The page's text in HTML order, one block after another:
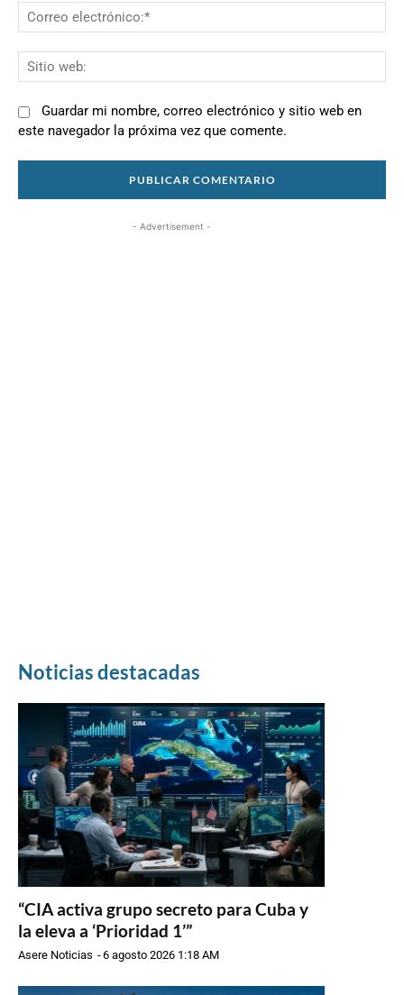
Guardar mi nombre, correo electrónico y sitio web en
este navegador la próxima vez que comente.
- Advertisement -
Noticias destacadas
“CIA activa grupo secreto para Cuba y
la eleva a ‘Prioridad 1’”
Asere Noticias -6 agosto 2026 1:18 AM